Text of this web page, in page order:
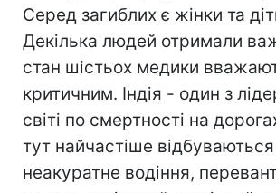
Серед загиблих є жінки та
Декілька людей отримали
стан шістьох медики
критичним. Індія - один з
світі по смертності на
тут найчастіше
неакуратне водіння,